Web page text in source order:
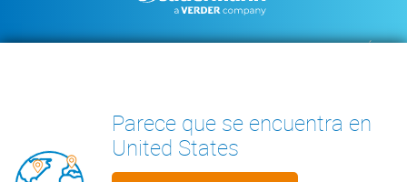
Footer
BOMBAS DE CONDENSADOS
INSTRUMENTOS DE MEDICIÓN
Parece que se encuentra en
United States